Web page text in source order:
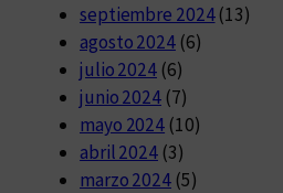
septiembre 2024(13)
agosto 2024(6)
julio 2024 (6)
junio 2024 (7)
mayo 2024 (10)
abril 2024 (3)
marzo 2024 (5)